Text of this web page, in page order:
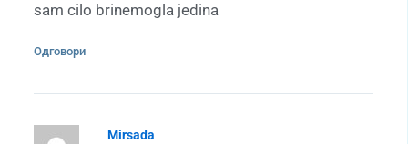
sam cilo brinemogla jedina
Одговори
Mirsada